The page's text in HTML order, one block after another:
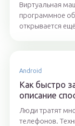
Виртуальная
программное
открывается
Android
Как быстро
описание
Люди тратят
телефонов.